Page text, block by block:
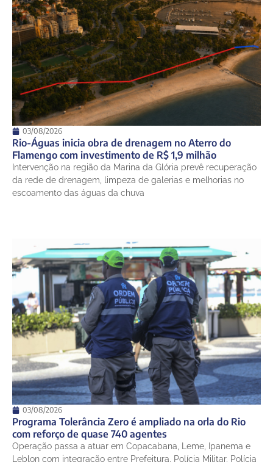
03/08/2026
Rio-Águas inicia obra de drenagem no Aterro do
Flamengo com investimento de R$ 1,9 milhão
Intervenção na região da Marina da Glória prevê recuperação
da rede de drenagem, limpeza de galerias e melhorias no
escoamento das águas da chuva
03/08/2026
Programa Tolerância Zero é ampliado na orla do Rio
com reforço de quase 740 agentes
Operação passa a atuar em Copacabana, Leme, Ipanema e
Leblon com integração entre Prefeitura, Polícia Militar, Polícia